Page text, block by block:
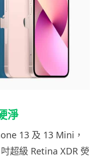
淨
13 及 13 Mini，
超級 Retina XDR 熒